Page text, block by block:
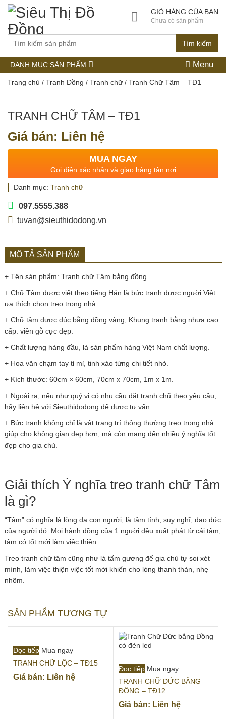
Tìm kiếm
GIỎ HÀNG CỦA BẠN
Chưa có sản phẩm
DANH MỤC SẢN PHẨM Menu
Trang chủ / Tranh Đồng / Tranh chữ / Tranh Chữ Tâm – TĐ1
TRANH CHỮ TÂM – TĐ1
Giá bán: Liên hệ
MUA NGAY
Gọi điện xác nhận và giao hàng tận nơi
Danh mục: Tranh chữ
097.5555.388
tuvan@sieuthidodong.vn
MÔ TẢ SẢN PHẨM
+ Tên sản phẩm: Tranh chữ Tâm bằng đồng
+ Chữ Tâm được viết theo tiếng Hán là bức tranh được người Việt
ưa thích chọn treo trong nhà.
+ Chữ tâm được đúc bằng đồng vàng, Khung tranh bằng nhựa cao
cấp. viền gỗ cực đẹp.
+ Chất lượng hàng đầu, là sản phẩm hàng Việt Nam chất lượng.
+ Hoa văn chạm tay tỉ mỉ, tinh xảo từng chi tiết nhỏ.
+ Kích thước: 60cm × 60cm, 70cm x 70cm, 1m x 1m.
+ Ngoài ra, nếu như quý vị có nhu cầu đặt tranh chũ theo yêu cầu,
hãy liên hệ với Sieuthidodong để được tư vấn
+ Bức tranh không chỉ là vật trang trí thông thường treo trong nhà
giúp cho không gian đẹp hơn, mà còn mang đến nhiều ý nghĩa tốt
đẹp cho gia chủ.
Giải thích Ý nghĩa treo tranh chữ Tâm
là gì?
“Tâm” có nghĩa là lòng dạ con người, là tâm tính, suy nghĩ, đạo đức
của người đó. Mọi hành đồng của 1 người đều xuất phát từ cái tâm,
tâm có tốt mới làm việc thiện.
Treo tranh chữ tâm cũng như là tấm gương để gia chủ tự soi xét
mình, làm việc thiện việc tốt mới khiến cho lòng thanh thản, nhẹ
nhõm.
SẢN PHẨM TƯƠNG TỰ
Đọc tiếp Mua ngay
TRANH CHỮ LỘC – TĐ15
Giá bán: Liên hệ
Đọc tiếp Mua ngay
TRANH CHỮ ĐỨC BẰNG
ĐỒNG – TĐ12
Giá bán: Liên hệ